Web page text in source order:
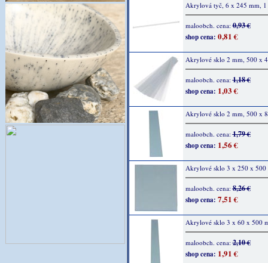
Akrylová tyč, 6 x 245 mm, 1
maloobch. cena:0,93 €
shop cena: 0,81 €
Akrylové sklo 2 mm, 500 x
maloobch. cena:1,18 €
shop cena: 1,03 €
Akrylové sklo 2 mm, 500 x
maloobch. cena:1,79 €
shop cena: 1,56 €
Akrylové sklo 3 x 250 x 500
maloobch. cena:8,26 €
shop cena: 7,51 €
Akrylové sklo 3 x 60 x 500
maloobch. cena:2,10 €
shop cena: 1,91 €